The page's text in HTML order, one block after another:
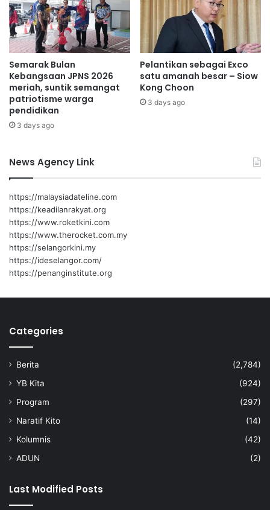
Mustapha
P
o
r
t
D
i
c
k
s
o
b
e
r
k
h
a
t
a
n
s
a
r
Semarak Bulan
Kebangsaan JPNS 2026
meriah, suntik semangat
patriotisme warga
pendidikan
3 days ago
Pelantikan sebagai Exco
satu amanah besar – Siow
Kong Choon
3 days ago
News Agency Link
https://malaysiadateline.com
https://keadilanrakyat.org
https://www.roketkini.com
https://www.therocket.com.my
https://selangorkini.my
https://ideselangor.com/
https://penanginstitute.org
Categories
Berita
(2,784)
YB Kita
(924)
Program
(297)
Naratif Kito
(14)
Kolumnis
(42)
ADUN
(2)
Last Modified Posts